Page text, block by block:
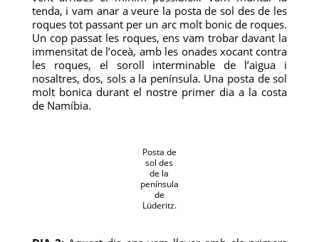
tenda, i vam anar a veure la posta de sol des de les
roques tot passant per un arc molt bonic de roques.
Un cop passat les roques, ens vam trobar davant la
immensitat de l’oceà, amb les onades xocant contra
les roques, el soroll interminable de l’aigua i
nosaltres, dos, sols a la península. Una posta de sol
molt bonica durant el nostre primer dia a la costa
de Namíbia.
Posta de
sol des
de la
península
de
Lüderitz.